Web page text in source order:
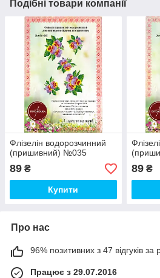
Подібні товари компанії
Флізелін водорозчинний
(пришивний) №035
89 ₴
Купити
89₴
Про нас
96% позитивних з 47 відгуків за
Працює з 29.07.2016